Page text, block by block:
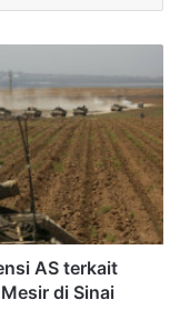
AS terkait
di Sinai